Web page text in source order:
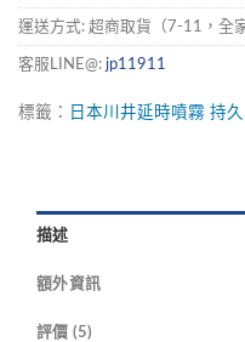
運送方式: 超商取貨（7-11，全
客服LINE@: jp11911
標籤： 日本川井延時噴霧 持久
描述
額外資訊
評價 (5)